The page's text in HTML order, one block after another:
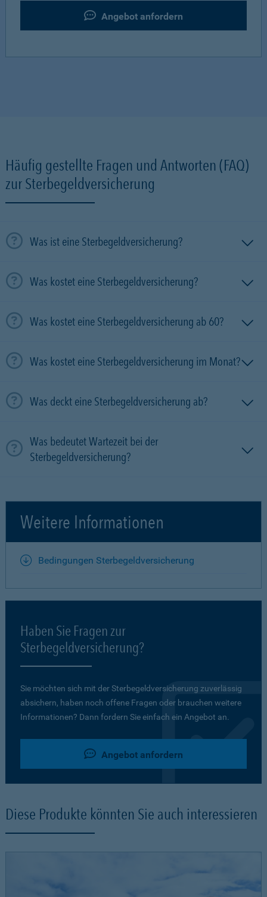
Angebot anfordern
Häufig gestellte Fragen und Antworten (FAQ)
zur Sterbegeldversicherung
Was ist eine Sterbegeldversicherung?
Was kostet eine Sterbegeldversicherung?
Was kostet eine Sterbegeldversicherung ab 60?
Was kostet eine Sterbegeldversicherung im Monat?
Was deckt eine Sterbegeldversicherung ab?
Was bedeutet Wartezeit bei der
Sterbegeldversicherung?
Weitere Informationen
Bedingungen Sterbegeldversicherung
Haben Sie Fragen zur
Sterbegeldversicherung?
Sie möchten sich mit der Sterbegeldversicherung zuverlässig
absichern, haben noch offene Fragen oder brauchen weitere
Informationen? Dann fordern Sie einfach ein Angebot an.
Angebot anfordern
Diese Produkte könnten Sie auch interessieren